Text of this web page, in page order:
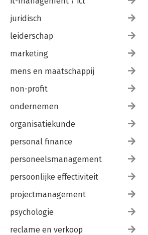
juridisch
leiderschap
marketing
mens en maatschappij
non-profit
ondernemen
organisatiekunde
personal finance
personeelsmanagement
persoonlijke effectiviteit
projectmanagement
psychologie
reclame en verkoop